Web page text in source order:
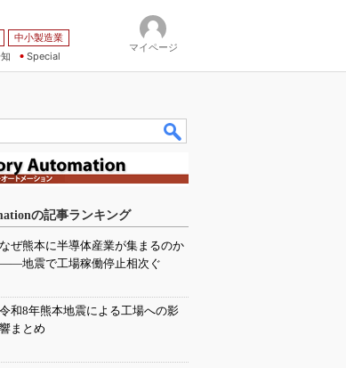
中小製造業
Special
マイページ
の記事ランキング
なぜ熊本に半導体産業が集まるのか
――地震で工場稼働停止相次ぐ
令和8年熊本地震による工場への影
響まとめ